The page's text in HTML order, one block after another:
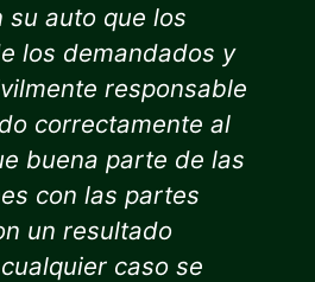
su auto que los
los demandados y
responsable
correctamente al
buena parte de las
con las partes
un resultado
caso se